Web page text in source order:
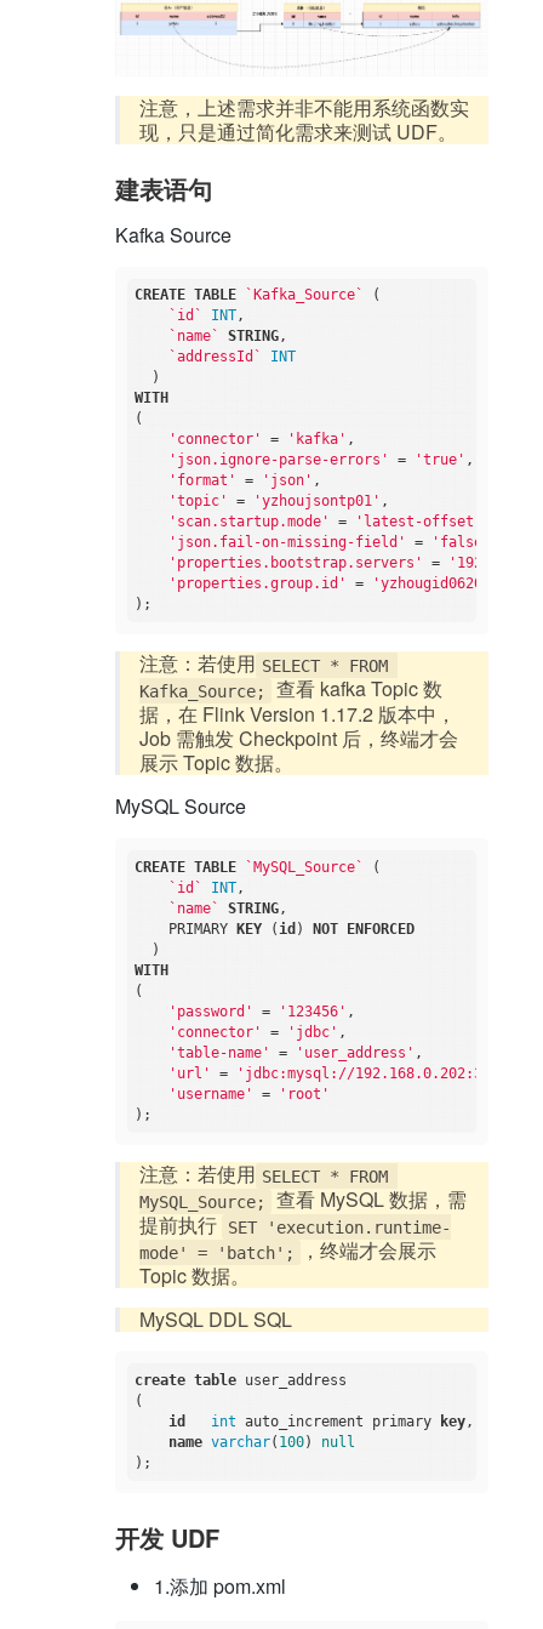
注意，上述需求并非不能用系统函数实
现，只是通过简化需求来测试 UDF。
建表语句
Kafka Source
CREATE TABLE `Kafka_Source`
(
`id`
INT,
`name`
STRING,
`addressId`
INT
WITH
(
'connector'
= 'kafka' ,
'json.ignore-parse-errors'
= 'true' ,
'format'
= 'json' ,
'topic'
= 'yzhoujsontp01' ,
'scan.startup.mode'
= 'latest-offset'
'json.fail-on-missing-field'
= 'false'
'properties.bootstrap.servers'
=
'properties.group.id'
=
'yzhougid06201'
注意：若使用 SELECT * FROM
Kafka_Source;
查看 kafka Topic 数
据，在 Flink Version 1.17.2 版本中，
Job 需触发 Checkpoint 后，终端才会
展示 Topic 数据。
MySQL Source
CREATE TABLE `MySQL_Source`
(
`id`
INT,
`name`
STRING,
    PRIMARY
KEY (id ) NOT
ENFORCED
WITH
(
'password'
= '123456' ,
'connector'
= 'jdbc' ,
'table-name'
= 'user_address' ,
'url'
=
'jdbc:mysql://192.168.0.202:3306/
'username'
=
'root'
注意：若使用 SELECT * FROM
MySQL_Source;
查看 MySQL 数据，需
提前执行
SET 'execution.runtime-
mode' = 'batch';
，终端才会展示
Topic 数据。
MySQL DDL SQL
create table user_address
(
id
int auto_increment primary key,
name varchar( 100) null
开发 UDF
1.添加 pom.xml